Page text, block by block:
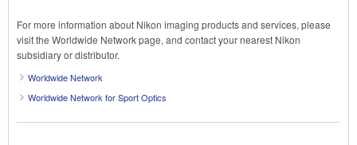
For more information about Nikon imaging products and services, please
visit the Worldwide Network page, and contact your nearest Nikon
subsidiary or distributor.
Worldwide Network
Worldwide Network for Sport Optics